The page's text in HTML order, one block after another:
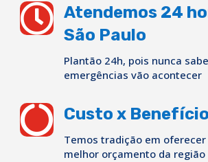
 Atendemos 24
São Paulo
Plantão 24h, pois nunca
emergências vão acontecer
 Custo x Benefício
Temos tradição em
melhor orçamento da região